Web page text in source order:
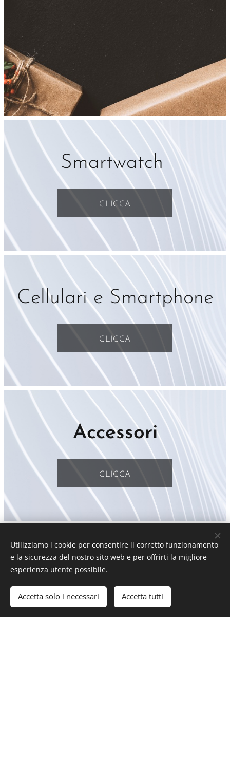
Smartwatch
CLICCA
Cellulari e Smartphone
CLICCA
Accessori
CLICCA
Ti auguriamo un Buon
Natale. Possa il tuo
Utilizziamo i cookie per consentire il corretto funzionamento
e la sicurezza del nostro sito web e per offrirti la migliore
esperienza utente possibile.
Accetta solo i necessari Accetta tutti